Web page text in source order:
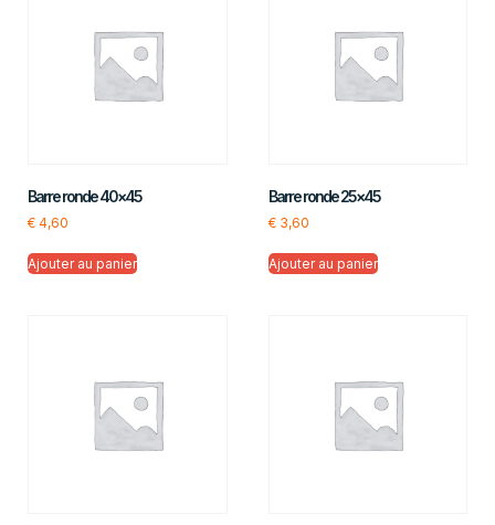
Barre ronde 40×45
€ 4,60
Ajouter au panier
Barre ronde 25×45
€3,60
Ajouter au panier